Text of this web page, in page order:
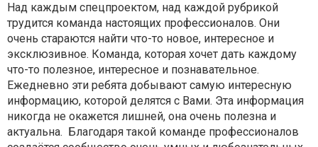
Над каждым спецпроектом, над каждой рубрикой
трудится команда настоящих профессионалов. Они
очень стараются найти что-то новое, интересное и
эксклюзивное. Команда, которая хочет дать каждому
что-то полезное, интересное и познавательное.
Ежедневно эти ребята добывают самую интересную
информацию, которой делятся с Вами. Эта информация
никогда не окажется лишней, она очень полезна и
актуальна. Благодаря такой команде профессионалов